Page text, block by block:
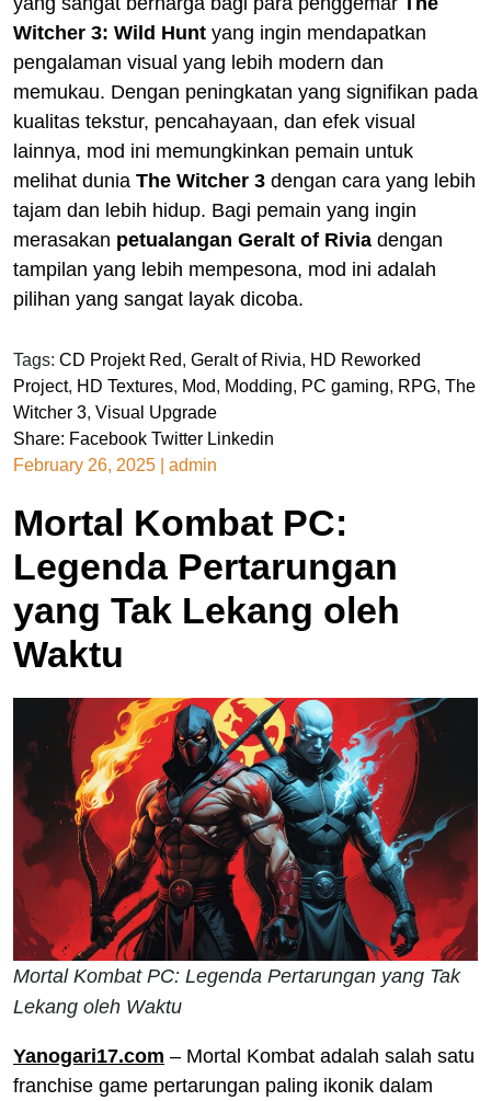
Witcher 3: Wild Hunt yang ingin mendapatkan
pengalaman visual yang lebih modern dan
memukau. Dengan peningkatan yang signifikan pada
kualitas tekstur, pencahayaan, dan efek visual
lainnya, mod ini memungkinkan pemain untuk
melihat dunia The Witcher 3 dengan cara yang lebih
tajam dan lebih hidup. Bagi pemain yang ingin
merasakan petualangan Geralt of Rivia dengan
tampilan yang lebih mempesona, mod ini adalah
pilihan yang sangat layak dicoba.
Tags: CD Projekt Red, Geralt of Rivia, HD Reworked
Project, HD Textures, Mod, Modding, PC gaming, RPG, The
Witcher 3, Visual Upgrade
Share: Facebook Twitter Linkedin
February 26, 2025
admin
Mortal Kombat PC:
Legenda Pertarungan
yang Tak Lekang oleh
Waktu
Mortal Kombat PC: Legenda Pertarungan yang Tak
Lekang oleh Waktu
Yanogari17.com – Mortal Kombat adalah salah satu
franchise game pertarungan paling ikonik dalam